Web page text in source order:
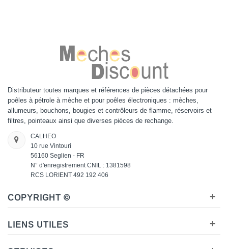
Distributeur toutes marques et références de pièces détachées pour
poêles à pétrole à mèche et pour poêles électroniques : mèches,
allumeurs, bouchons, bougies et contrôleurs de flamme, réservoirs et
filtres, pointeaux ainsi que diverses pièces de rechange.
CALHEO
10 rue Vintouri
56160 Seglien - FR
N° d'enregistrement CNIL : 1381598
RCS LORIENT 492 192 406
COPYRIGHT © +
LIENS UTILES +